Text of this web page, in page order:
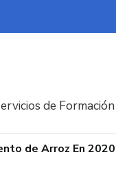
de Formación
de Arroz En 2020